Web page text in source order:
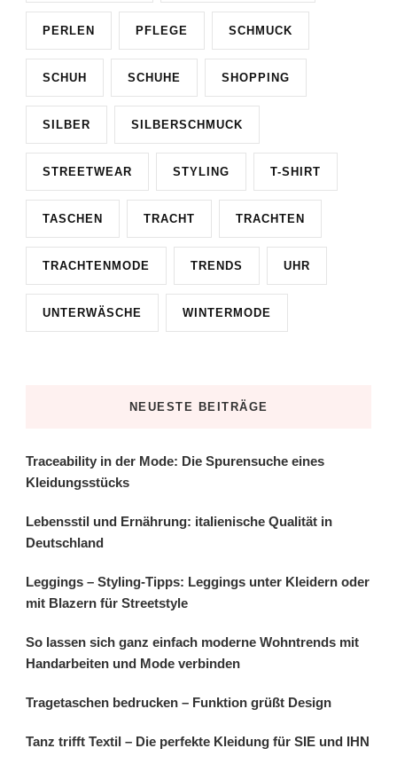
PERLEN PFLEGE SCHMUCK
SCHUH SCHUHE SHOPPING
SILBER SILBERSCHMUCK
STREETWEAR STYLING T-SHIRT
TASCHEN TRACHT TRACHTEN
TRACHTENMODE TRENDS UHR
UNTERWÄSCHE WINTERMODE
NEUESTE BEITRÄGE
Traceability in der Mode: Die Spurensuche eines
Kleidungsstücks
Lebensstil und Ernährung: italienische Qualität in
Deutschland
Leggings – Styling-Tipps: Leggings unter Kleidern oder
mit Blazern für Streetstyle
So lassen sich ganz einfach moderne Wohntrends mit
Handarbeiten und Mode verbinden
Tragetaschen bedrucken – Funktion grüßt Design
Tanz trifft Textil – Die perfekte Kleidung für SIE und IHN